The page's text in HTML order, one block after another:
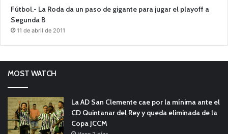
Fútbol.- La Roda da un paso de gigante para jugar el playoff a
Segunda B
11 de abril de 2011
MOST WATCH
La AD San Clemente cae por la mínima ante el
CD Quintanar del Rey y queda eliminada de la
Copa JCCM